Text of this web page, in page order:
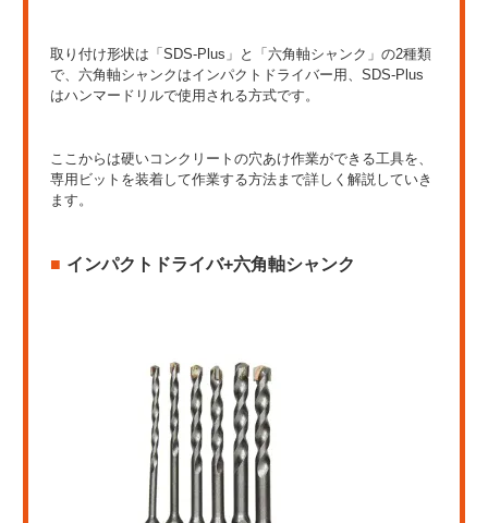
取り付け形状は「SDS-Plus」と「六角軸シャンク」の2種類
で、六角軸シャンクはインパクトドライバー用、SDS-Plus
はハンマードリルで使用される方式です。
ここからは硬いコンクリートの穴あけ作業ができる工具を、
専用ビットを装着して作業する方法まで詳しく解説していき
ます。
インパクトドライバ+六角軸シャンク